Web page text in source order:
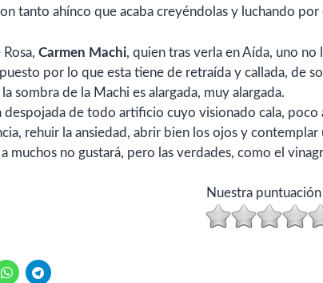
tanto ahínco que acaba creyéndolas y luchando por
Carmen Machi, quien tras verla en Aída, uno no
por lo que esta tiene de retraída y callada, de
sombra de la Machi es alargada, muy alargada.
despojada de todo artificio cuyo visionado cala,
rehuir la ansiedad, abrir bien los ojos y
muchos no gustará, pero las verdades, como el
Nuestra puntuación